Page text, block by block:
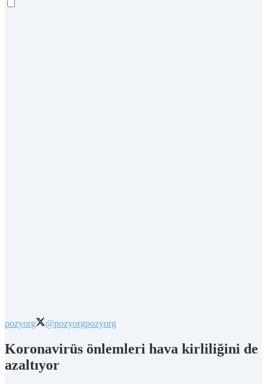
pozyorg @pozyorgpozyorg
Koronavirüs önlemleri hava kirliliğini de
azaltıyor